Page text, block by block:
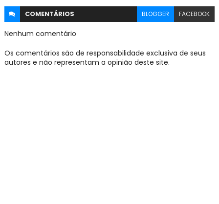
COMENTÁRIOS BLOGGER FACEBOOK
Nenhum comentário
Os comentários são de responsabilidade exclusiva de seus
autores e não representam a opinião deste site.